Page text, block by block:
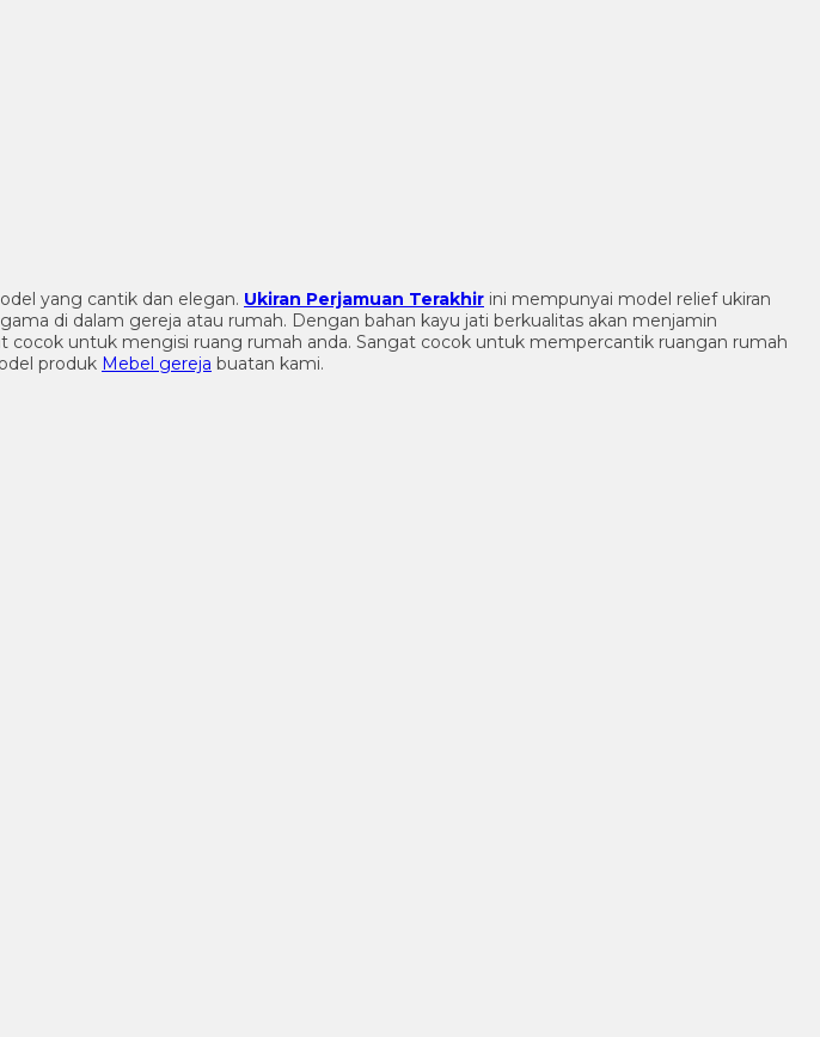
yang cantik dan elegan. Ukiran Perjamuan Terakhir ini mempunyai model relief ukiran
di dalam gereja atau rumah. Dengan bahan kayu jati berkualitas akan menjamin
cocok untuk mengisi ruang rumah anda. Sangat cocok untuk mempercantik ruangan rumah
produk Mebel gereja buatan kami.